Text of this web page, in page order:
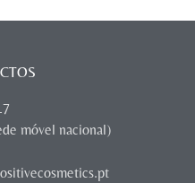
móvel nacional)